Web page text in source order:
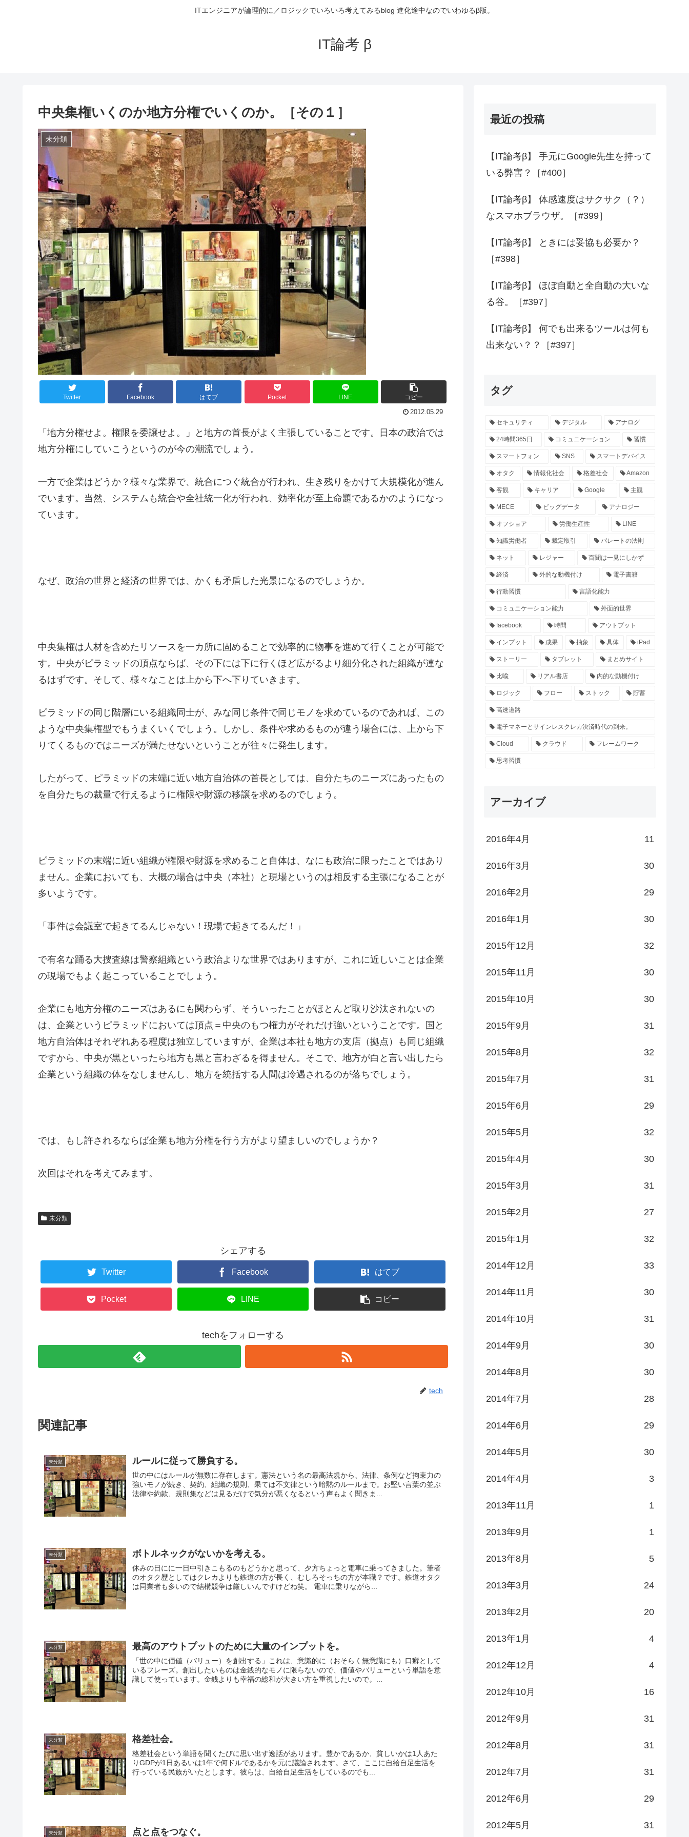
ITエンジニアが論理的に／ロジックでいろいろ考えてみるblog 進化途中なのでいわゆるβ版。
IT論考 β
中央集権いくのか地方分権でいくのか。［その１］
未分類
Twitter Facebook はてブ Pocket LINE コピー
2012.05.29
「地方分権せよ。権限を委譲せよ。」と地方の首長がよく主張していることです。日本の政治では
地方分権にしていこうというのが今の潮流でしょう。
一方で企業はどうか？様々な業界で、統合につぐ統合が行われ、生き残りをかけて大規模化が進ん
でいます。当然、システムも統合や全社統一化が行われ、効率化が至上命題であるかのようになっ
ています。
なぜ、政治の世界と経済の世界では、かくも矛盾した光景になるのでしょうか。
中央集権は人材を含めたリソースを一カ所に固めることで効率的に物事を進めて行くことが可能で
す。中央がピラミッドの頂点ならば、その下には下に行くほど広がるより細分化された組織が連な
るはずです。そして、様々なことは上から下へ下りていきます。
ピラミッドの同じ階層にいる組織同士が、みな同じ条件で同じモノを求めているのであれば、この
ような中央集権型でもうまくいくでしょう。しかし、条件や求めるものが違う場合には、上から下
りてくるものではニーズが満たせないということが往々に発生します。
したがって、ピラミッドの末端に近い地方自治体の首長としては、自分たちのニーズにあったもの
を自分たちの裁量で行えるように権限や財源の移譲を求めるのでしょう。
ピラミッドの末端に近い組織が権限や財源を求めること自体は、なにも政治に限ったことではあり
ません。企業においても、大概の場合は中央（本社）と現場というのは相反する主張になることが
多いようです。
「事件は会議室で起きてるんじゃない！現場で起きてるんだ！」
で有名な踊る大捜査線は警察組織という政治よりな世界ではありますが、これに近しいことは企業
の現場でもよく起こっていることでしょう。
企業にも地方分権のニーズはあるにも関わらず、そういったことがほとんど取り沙汰されないの
は、企業というピラミッドにおいては頂点＝中央のもつ権力がそれだけ強いということです。国と
地方自治体はそれぞれある程度は独立していますが、企業は本社も地方の支店（拠点）も同じ組織
ですから、中央が黒といったら地方も黒と言わざるを得ません。そこで、地方が白と言い出したら
企業という組織の体をなしませんし、地方を統括する人間は冷遇されるのが落ちでしょう。
では、もし許されるならば企業も地方分権を行う方がより望ましいのでしょうか？
次回はそれを考えてみます。
未分類
シェアする
Twitter Facebook はてブ
Pocket LINE コピー
techをフォローする
tech
関連記事
未分類 ルールに従って勝負する。
世の中にはルールが無数に存在します。憲法という名の最高法規から、法律、条例など拘束力の
強いモノが続き、契約、組織の規則、果ては不文律という暗黙のルールまで。お堅い言葉の並ぶ
法律や約款、規則集などは見るだけで気分が悪くなるという声もよく聞きま...
未分類 ボトルネックがないかを考える。
休みの日にに一日中引きこもるのもどうかと思って、夕方ちょっと電車に乗ってきました。筆者
のオタク歴としてはクレカよりも鉄道の方が長く、むしろそっちの方が本職？です。鉄道オタク
は同業者も多いので結構競争は厳しいんですけどね笑。 電車に乗りながら...
未分類 最高のアウトプットのために大量のインプットを。
「世の中に価値（バリュー）を創出する」これは、意識的に（おそらく無意識にも）口癖として
いるフレーズ。創出したいものは金銭的なモノに限らないので、価値やバリューという単語を意
識して使っています。金銭よりも幸福の総和が大きい方を重視したいので。...
未分類 格差社会。
格差社会という単語を聞くたびに思い出す逸話があります。豊かであるか、貧しいかは1人あた
りGDPが1日あるいは1年で何ドルであるかを元に議論されます。さて、ここに自給自足生活を
行っている民族がいたとします。彼らは、自給自足生活をしているのでも...
未分類 点と点をつなぐ。
最近の投稿
【IT論考β】 手元にGoogle先生を持って
いる弊害？［#400］
【IT論考β】 体感速度はサクサク（？）
なスマホブラウザ。［#399］
【IT論考β】 ときには妥協も必要か？
［#398］
【IT論考β】 ほぼ自動と全自動の大いな
る谷。［#397］
【IT論考β】 何でも出来るツールは何も
出来ない？？［#397］
タグ
セキュリティ デジタル アナログ
24時間365日 コミュニケーション 習慣
スマートフォン SNS スマートデバイス
オタク 情報化社会 格差社会 Amazon
客観 キャリア Google 主観
MECE ビッグデータ アナロジー
オフショア 労働生産性 LINE
知識労働者 裁定取引 パレートの法則
ネット レジャー 百聞は一見にしかず
経済 外的な動機付け 電子書籍
行動習慣 言語化能力
コミュニケーション能力 外面的世界
facebook 時間 アウトプット
インプット 成果 抽象 具体 iPad
ストーリー タブレット まとめサイト
比喩 リアル書店 内的な動機付け
ロジック フロー ストック 貯蓄
高速道路
電子マネーとサインレスクレカ決済時代の到来。
Cloud クラウド フレームワーク
思考習慣
アーカイブ
2016年4月 11
2016年3月 30
2016年2月 29
2016年1月 30
2015年12月 32
2015年11月 30
2015年10月 30
2015年9月 31
2015年8月 32
2015年7月 31
2015年6月 29
2015年5月 32
2015年4月 30
2015年3月 31
2015年2月 27
2015年1月 32
2014年12月 33
2014年11月 30
2014年10月 31
2014年9月 30
2014年8月 30
2014年7月 28
2014年6月 29
2014年5月 30
2014年4月 3
2013年11月 1
2013年9月 1
2013年8月 5
2013年3月 24
2013年2月 20
2013年1月 4
2012年12月 4
2012年10月 16
2012年9月 31
2012年8月 31
2012年7月 31
2012年6月 29
2012年5月 31